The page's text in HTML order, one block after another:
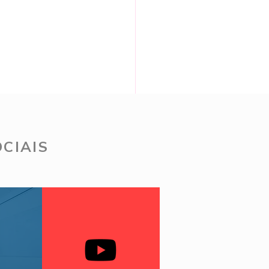
- Bolsas Renner